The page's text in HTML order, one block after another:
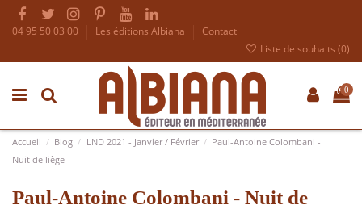
04 95 50 03 00 Les éditions Albiana
Contact
Liste de souhaits (0)
0
Accueil Blog LND 2021 - Janvier / Février
Paul-Antoine Colombani -
Nuit de liège
Paul-Antoine Colombani - Nuit de